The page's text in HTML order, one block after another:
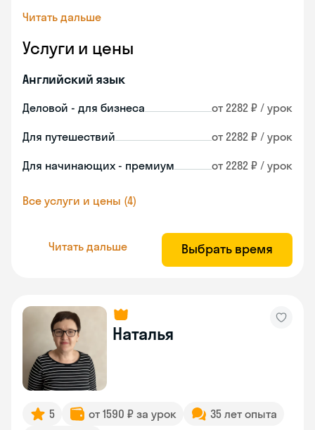
Читать дальше
Услуги и цены
Английский язык
Деловой - для бизнеса от 2282 ₽ / урок
Для путешествий от 2282 ₽ / урок
Для начинающих - премиум от 2282 ₽ / урок
Все услуги и цены (4)
Читать дальше Выбрать время
Наталья
5 от 1590 ₽ за урок 35 лет опыта